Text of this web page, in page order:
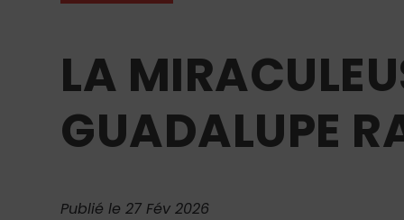
LA
GUADALUPE
Publié le 27 Fév 2026